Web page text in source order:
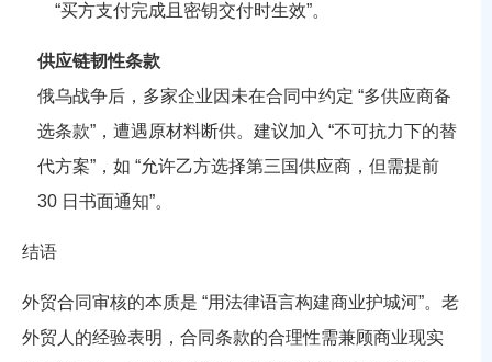
“买方支付完成且密钥交付时生效”。
供应链韧性条款
俄乌战争后，多家企业因未在合同中约定 “多供应商备
选条款”，遭遇原材料断供。建议加入 “不可抗力下的替
代方案”，如 “允许乙方选择第三国供应商，但需提前
30 日书面通知”。
结语
外贸合同审核的本质是 “用法律语言构建商业护城河”。老
外贸人的经验表明，合同条款的合理性需兼顾商业现实